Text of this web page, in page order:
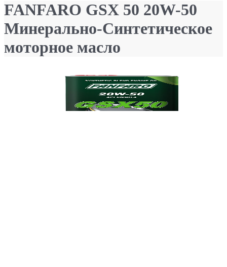
FANFARO GSX 50 20W-50
Минерально-Синтетическое
моторное масло